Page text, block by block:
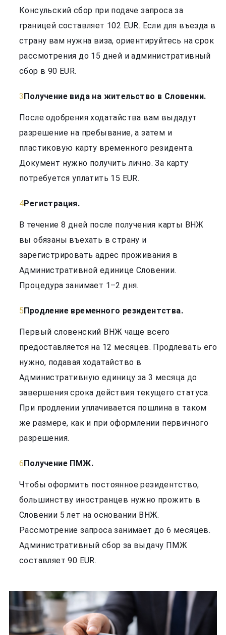
Консульский сбор при подаче запроса за
границей составляет 102 EUR. Если для въезда в
страну вам нужна виза, ориентируйтесь на срок
рассмотрения до 15 дней и административный
сбор в 90 EUR.
Получение вида на жительство в Словении.
После одобрения ходатайства вам выдадут
разрешение на пребывание, а затем и
пластиковую карту временного резидента.
Документ нужно получить лично. За карту
потребуется уплатить 15 EUR.
Регистрация.
В течение 8 дней после получения карты ВНЖ
вы обязаны въехать в страну и
зарегистрировать адрес проживания в
Административной единице Словении.
Процедура занимает 1–2 дня.
Продление временного резидентства.
Первый словенский ВНЖ чаще всего
предоставляется на 12 месяцев. Продлевать его
нужно, подавая ходатайство в
Административную единицу за 3 месяца до
завершения срока действия текущего статуса.
При продлении уплачивается пошлина в таком
же размере, как и при оформлении первичного
разрешения.
Получение ПМЖ.
Чтобы оформить постоянное резидентство,
большинству иностранцев нужно прожить в
Словении 5 лет на основании ВНЖ.
Рассмотрение запроса занимает до 6 месяцев.
Административный сбор за выдачу ПМЖ
составляет 90 EUR.